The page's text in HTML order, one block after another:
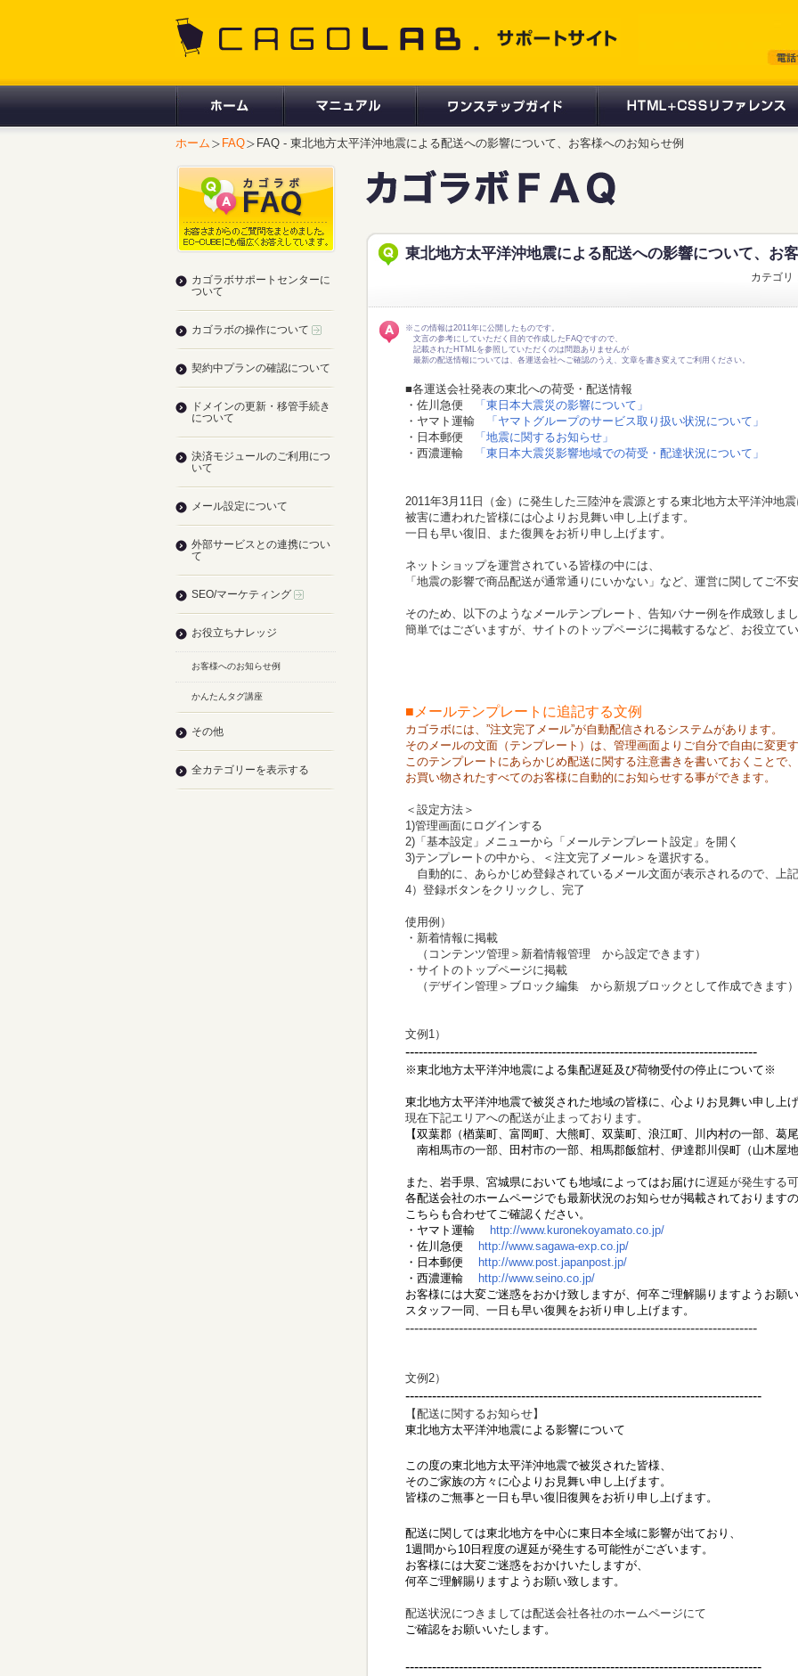
ホーム FAQ FAQ - 東北地方太平洋沖地震による配送への影響について、お客様へのお知らせ例
東北地方太平洋沖地震による配送への影響について、お
カテゴリ
※この情報は2011年に公開したものです。
文言の参考にしていただく目的で作成したFAQですので、
記載されたHTMLを参照していただくのは問題ありませんが
最新の配送情報については、各運送会社へご確認のうえ、文章を書き変えてご利用ください。
■各運送会社発表の東北への荷受・配送情報
・佐川急便
「東日本大震災の影響について」
・ヤマト運輸
「ヤマトグループのサービス取り扱い状況について」
・日本郵便
「地震に関するお知らせ」
・西濃運輸
「東日本大震災影響地域での荷受・配達状況について」
2011年3月11日（金）に発生した三陸沖を震源とする東北地方太平洋沖地震
被害に遭われた皆様には心よりお見舞い申し上げます。
一日も早い復旧、また復興をお祈り申し上げます。
ネットショップを運営されている皆様の中には、
「地震の影響で商品配送が通常通りにいかない」など、運営に関してご不
そのため、以下のようなメールテンプレート、告知バナー例を作成致しまし
簡単ではございますが、サイトのトップページに掲載するなど、お役立て
■メールテンプレートに追記する文例
カゴラボには、”注文完了メール”が自動配信されるシステムがあります。
そのメールの文面（テンプレート）は、管理画面よりご自分で自由に変更
このテンプレートにあらかじめ配送に関する注意書きを書いておくことで、
お買い物されたすべてのお客様に自動的にお知らせする事ができます。
＜設定方法＞
1)管理画面にログインする
2)「基本設定」メニューから「メールテンプレート設定」を開く
3)テンプレートの中から、＜注文完了メール＞を選択する。
自動的に、あらかじめ登録されているメール文面が表示されるので、上
4）登録ボタンをクリックし、完了
使用例）
・新着情報に掲載
（コンテンツ管理＞新着情報管理 から設定できます）
・サイトのトップページに掲載
（デザイン管理＞ブロック編集 から新規ブロックとして作成できます）
文例1）
-------------------------------------------------------------------------------
※東北地方太平洋沖地震による集配遅延及び荷物受付の停止について※
東北地方太平洋沖地震で被災された地域の皆様に、心よりお見舞い申し上げ
現在下記エリアへの配送が止まっております。
【双葉郡（楢葉町、富岡町、大熊町、双葉町、浪江町、川内村の一部、葛尾
南相馬市の一部、田村市の一部、相馬郡飯舘村、伊達郡川俣町（山木屋地
また、岩手県、宮城県においても地域によってはお届けに遅延が発生する
各配送会社のホームページでも最新状況のお知らせが掲載されておりますの
こちらも合わせてご確認ください。
・ヤマト運輸
http://www.kuronekoyamato.co.jp/
・佐川急便
http://www.sagawa-exp.co.jp/
・日本郵便
http://www.post.japanpost.jp/
・西濃運輸
http://www.seino.co.jp/
お客様には大変ご迷惑をおかけ致しますが、何卒ご理解賜りますようお願い
スタッフ一同、一日も早い復興をお祈り申し上げます。
-------------------------------------------------------------------------------
文例2）
--------------------------------------------------------------------------------
【配送に関するお知らせ】
東北地方太平洋沖地震による影響について
この度の東北地方太平洋沖地震で被災された皆様、
そのご家族の方々に心よりお見舞い申し上げます。
皆様のご無事と一日も早い復旧復興をお祈り申し上げます。
配送に関しては東北地方を中心に東日本全域に影響が出ており、
1週間から 10日程度の遅延が発生する可能性がございます。
お客様には大変ご迷惑をおかけいたしますが、
何卒ご理解賜りますようお願い致します。
配送状況につきましては配送会社各社のホームページにて
ご確認をお願いいたします。
--------------------------------------------------------------------------------
カゴラボサポートセンターに
ついて
カゴラボの操作について
契約中プランの確認について
ドメインの更新・移管手続き
について
決済モジュールのご利用につ
いて
メール設定について
外部サービスとの連携につい
て
SEO/マーケティング
お役立ちナレッジ
お客様へのお知らせ例
かんたんタグ講座
その他
全カテゴリーを表示する